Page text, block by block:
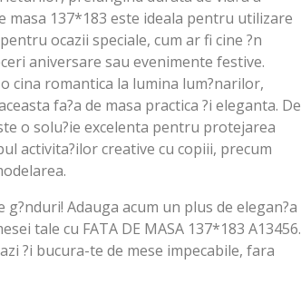
masa 137*183 este ideala pentru utilizare
ocazii speciale, cum ar fi cine ?n
aniversare sau evenimente festive.
cina romantica la lumina lum?narilor,
fa?a de masa practica ?i eleganta. De
o solu?ie excelenta pentru protejarea
activita?ilor creative cu copiii, precum
g?nduri! Adauga acum un plus de elegan?a
tale cu FATA DE MASA 137*183 A13456.
?i bucura-te de mese impecabile, fara